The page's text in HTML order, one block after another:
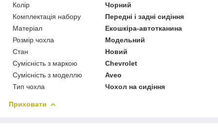
Колір
Чорний
Комплектація набору
Передні і задні сидіння
Матеріал
Екошкіра-автотканина
Розмір чохла
Модельний
Стан
Новий
Сумісність з маркою
Chevrolet
Сумісність з моделлю
Aveo
Тип чохла
Чохол на сидіння
Приховати